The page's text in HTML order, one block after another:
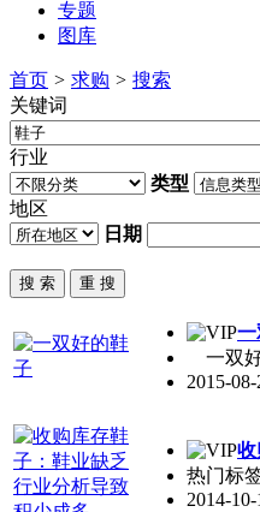
专题
图库
首页 > 求购 > 搜索
关键词
行业
类型
地区
日期
一
一双
2015-
收
热门标
2014-